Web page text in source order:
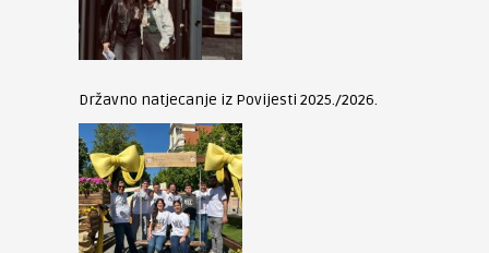
Državno natjecanje iz Povijesti 2025./2026.